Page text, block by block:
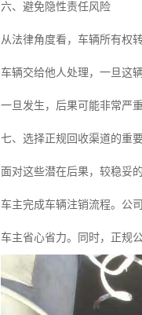
六、避免隐性责任风险
从法律角度看，车辆所有权
车辆交给他人处理，一旦这
一旦发生，后果可能非常严重
七、选择正规回收渠道的重
面对这些潜在后果，较稳妥
车主完成车辆注销流程。公
车主省心省力。同时，正规